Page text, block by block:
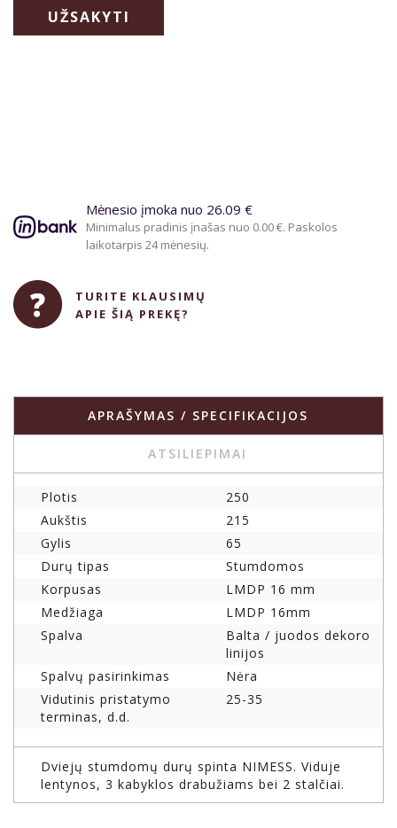
UŽSAKYTI
Mėnesio įmoka nuo 26.09 €
Minimalus pradinis įnašas nuo 0.00 €. Paskolos
laikotarpis 24 mėnesių.
TURITE KLAUSIMŲ
APIE ŠIĄ PREKĘ?
APRAŠYMAS / SPECIFIKACIJOS
ATSILIEPIMAI
Plotis
250
Aukštis
215
Gylis
65
Durų tipas
Stumdomos
Korpusas
LMDP 16 mm
Medžiaga
LMDP 16mm
Spalva
Balta / juodos dekoro
linijos
Spalvų pasirinkimas
Nėra
Vidutinis pristatymo
terminas, d.d.
25-35
Dviejų stumdomų durų spinta NIMESS. Viduje
lentynos, 3 kabyklos drabužiams bei 2 stalčiai.